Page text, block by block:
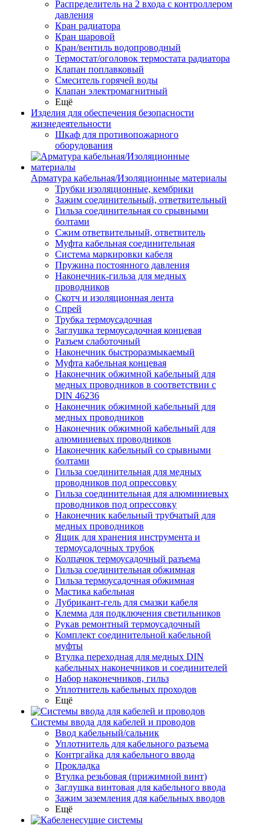
Распределитель на 2 входа с контроллером
давления
Кран радиатора
Кран шаровой
Кран/вентиль водопроводный
Термостат/оголовок термостата радиатора
Клапан поплавковый
Смеситель горячей воды
Клапан электромагнитный
Ещё
Изделия для обеспечения безопасности
жизнедеятельности
Шкаф для противопожарного
оборудования
Арматура кабельная/Изоляционные материалы
Трубки изоляционные, кембрики
Зажим соединительный, ответвительный
Гильза соединительная со срывными
болтами
Сжим ответвительный, ответвитель
Муфта кабельная соединительная
Система маркировки кабеля
Пружина постоянного давления
Наконечник-гильза для медных
проводников
Скотч и изоляционная лента
Спрей
Трубка термоусадочная
Заглушка термоусадочная концевая
Разъем слаботочный
Наконечник быстроразмыкаемый
Муфта кабельная концевая
Наконечник обжимной кабельный для
медных проводников в соответствии с
DIN 46236
Наконечник обжимной кабельный для
медных проводников
Наконечник обжимной кабельный для
алюминиевых проводников
Наконечник кабельный со срывными
болтами
Гильза соединительная для медных
проводников под опрессовку
Гильза соединительная для алюминиевых
проводников под опрессовку
Наконечник кабельный трубчатый для
медных проводников
Ящик для хранения инструмента и
термоусадочных трубок
Колпачок термоусадочный разъема
Гильза соединительная обжимная
Гильза термоусадочная обжимная
Мастика кабельная
Лубрикант-гель для смазки кабеля
Клемма для подключения светильников
Рукав ремонтный термоусадочный
Комплект соединительной кабельной
муфты
Втулка переходная для медных DIN
кабельных наконечников и соединителей
Набор наконечников, гильз
Уплотнитель кабельных проходов
Ещё
Системы ввода для кабелей и проводов
Ввод кабельный/сальник
Уплотнитель для кабельного разъема
Контргайка для кабельного ввода
Прокладка
Втулка резьбовая (прижимной винт)
Заглушка винтовая для кабельного ввода
Зажим заземления для кабельных вводов
Ещё